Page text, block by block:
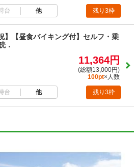
台 他 残り3枠
】【昼食バイキング付】セルフ・乗
．
11,364円
(総額13,000円)
100pt×人数
台 他 残り3枠